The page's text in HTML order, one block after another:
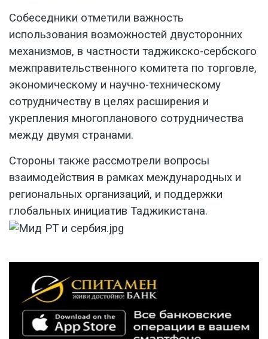
Собеседники отметили важность
использования возможностей двусторонних
механизмов, в частности таджикско-сербского
межправительственного комитета по торговле,
экономическому и научно-техническому
сотрудничеству в целях расширения и
укрепления многопланового сотрудничества
между двумя странами.
Стороны также рассмотрели вопросы
взаимодействия в рамках международных и
региональных организаций, и поддержки
глобальных инициатив Таджикистана.